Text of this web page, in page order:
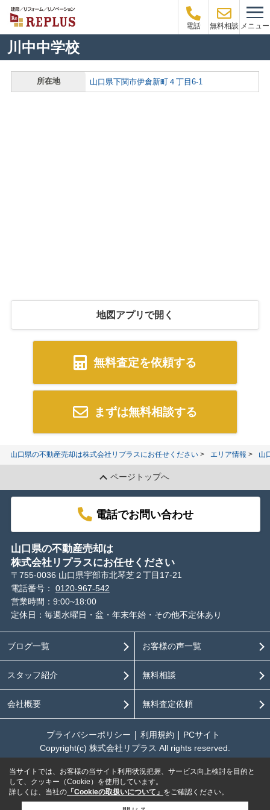
電話 無料相談 メニュー
川中中学校
所在地 山口県下関市伊倉新町４丁目6-1
地図アプリで開く
無料査定を依頼する
まずは無料相談する
山口県の不動産売却は株式会社リプラスにお任せください エリア情報 山
ページトップへ
電話でお問い合わせ
山口県の不動産売却は
株式会社リプラスにお任せください
〒755-0036 山口県宇部市北琴芝２丁目17-21
電話番号： 0120-967-542
営業時間：9:00~18:00
定休日：毎週水曜日・盆・年末年始・その他不定休あり
ブログ一覧
スタッフ紹介
会社概要
お客様の声一覧
無料相談
無料査定依頼
プライバシーポリシー 利用規約
PCサイト
Copyright(c) 株式会社リプラス All rights reserved.
当サイトでは、お客様の当サイト利用状況把握、サービス向上検討を目的と
して、クッキー（Cookie）を使用しています。
詳しくは、当社の 「Cookieの取扱いについて」 をご確認ください。